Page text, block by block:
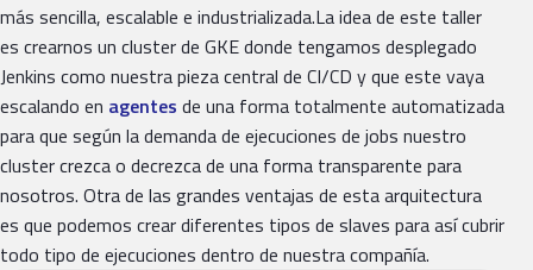
más sencilla, escalable e industrializada.La idea de este taller
es crearnos un cluster de GKE donde tengamos desplegado
Jenkins como nuestra pieza central de CI/CD y que este vaya
escalando en agentes de una forma totalmente automatizada
para que según la demanda de ejecuciones de jobs nuestro
cluster crezca o decrezca de una forma transparente para
nosotros. Otra de las grandes ventajas de esta arquitectura
es que podemos crear diferentes tipos de slaves para así cubrir
todo tipo de ejecuciones dentro de nuestra compañía.